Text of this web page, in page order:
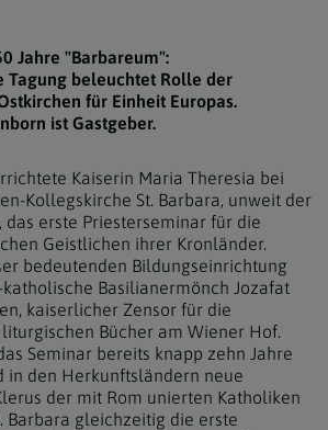
Jahre "Barbareum":
Tagung beleuchtet Rolle der
für Einheit Europas.
ist Gastgeber.
Kaiserin Maria Theresia bei
Kollegskirche St. Barbara, unweit der
erste Priesterseminar für die
Geistlichen ihrer Kronländer.
bedeutenden Bildungseinrichtung
Basilianermönch Jozafat
kaiserlicher Zensor für die
Bücher am Wiener Hof.
Seminar bereits knapp zehn Jahre
in den Herkunftsländern neue
der mit Rom unierten Katholiken
Barbara gleichzeitig die erste